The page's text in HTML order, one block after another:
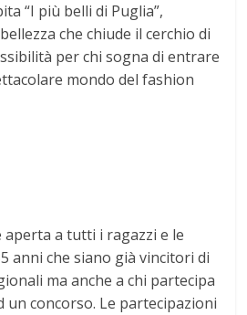
“I più belli di Puglia”,
che chiude il cerchio di
per chi sogna di entrare
mondo del fashion
aperta a tutti i ragazzi e le
anni che siano già vincitori di
ma anche a chi partecipa
un concorso. Le partecipazioni